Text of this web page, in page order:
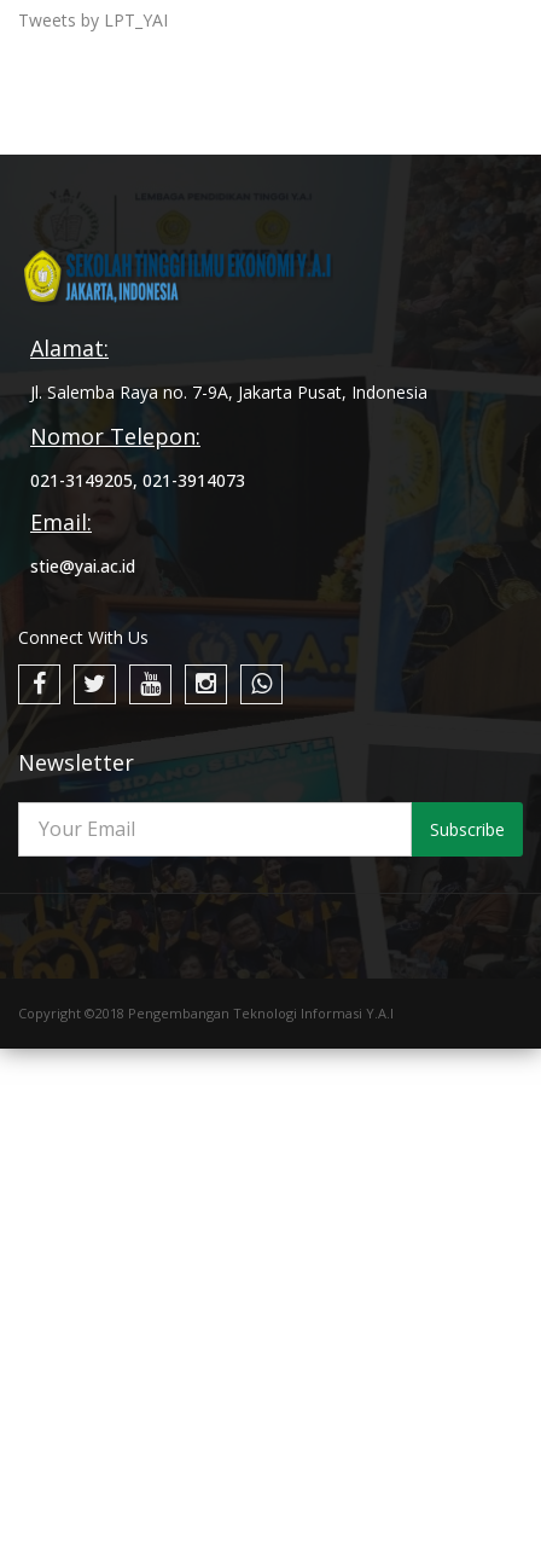
Tweets by LPT_YAI
Alamat:
Jl. Salemba Raya no. 7-9A, Jakarta Pusat, Indonesia
Nomor Telepon:
021-3149205, 021-3914073
Email:
stie@yai.ac.id
Connect With Us
Newsletter
Subscribe
Copyright ©2018 Pengembangan Teknologi Informasi Y.A.I